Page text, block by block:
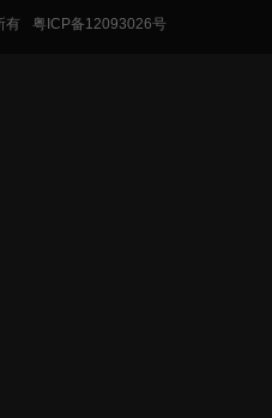
有 粤ICP备12093026号